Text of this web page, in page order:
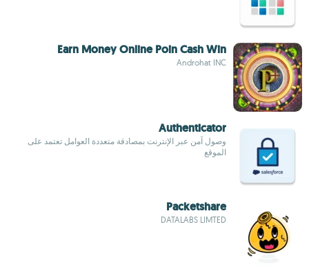
Earn Money Online Poin Cash Win
Androhat INC
Authenticator
وصول آمن عبر الإنترنت بمصادقة متعددة العوامل تعتمد على
الموقع
Packetshare
DATALABS LIMTED